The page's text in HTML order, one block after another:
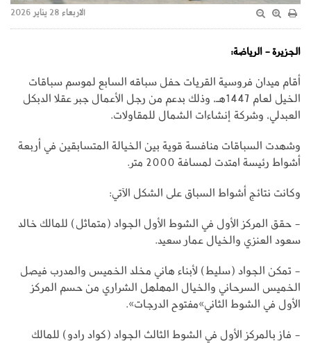
الاربعاء 28 يناير 2026
الجزيرة - الرياضة:
أقام ميدان فروسية القريات حفل سباقه السابع لموسم سباقات
الخيل لعام 1447هـ، وذلك بدعم من رجل الأعمال جبر عقلا الدبكل
العبدلي، وشركة إنشاءات الشمال للمقاولات.
وشهدت السباقات منافسة قوية بين الخيالة المتسابقين في أربعة
أشواط رئيسة امتدت لمسافة 2000 متر.
وكانت نتائج أشواط السباق على الشكل الآتي:
- حقق المركز الأول في الشوط الأول الجواد (متماثل) للمالك خالد
سعود العنزي والخيال عمار سعيد.
- تمكن الجواد (سليط) لأبناء هاني مخلد الخميس والمدرب فيصل
الخميس السرحاني والخيال المهلهل الشراري من حسم المركز
الأول في الشوط الثاني»مفتوح الدرجات».
- فاز بالمركز الأول في الشوط الثالث الجواد (كواد رادو) للمالك